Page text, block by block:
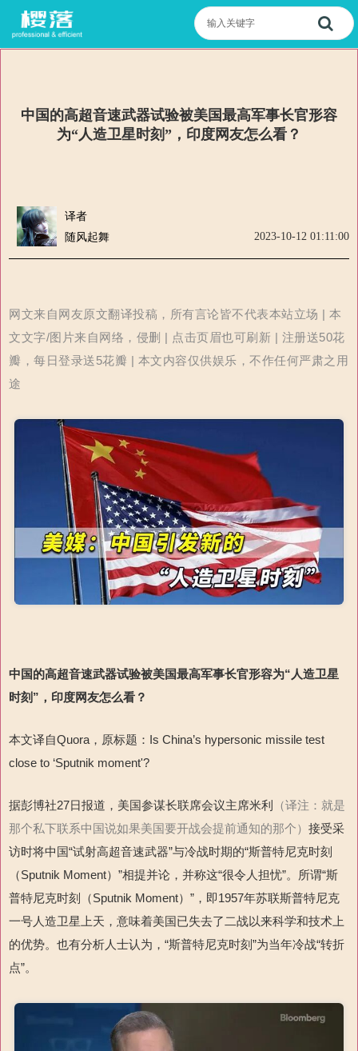
中国的高超音速武器试验被美国最高军事长官形容
为“人造卫星时刻”，印度网友怎么看？
译者
随风起舞
2023-10-12 01:11:00
网文来自网友原文翻译投稿，所有言论皆不代表本站立场 | 本
文文字/图片来自网络，侵删 | 点击页眉也可刷新 | 注册送50花
瓣，每日登录送5花瓣 | 本文内容仅供娱乐，不作任何严肃之用
途
中国的高超音速武器试验被美国最高军事长官形容为“人造卫星
时刻”，印度网友怎么看？
本文译自Quora ，原标题： Is China’s hypersonic missile test
close to ‘Sputnik moment'?
据彭博社27日报道，美国参谋长联席会议主席米利
（译注：就是
那个私下联系中国说如果美国要开战会提前通知的那个） 接受采
访时将中国“试射高超音速武器”与冷战时期的“斯普特尼克时刻
（Sputnik Moment）”相提并论，并称这“很令人担忧”。所谓“斯
普特尼克时刻（Sputnik Moment）”，即1957年苏联斯普特尼克
一号人造卫星上天，意味着美国已失去了二战以来科学和技术上
的优势。也有分析人士认为，“斯普特尼克时刻”为当年冷战“转折
点”。